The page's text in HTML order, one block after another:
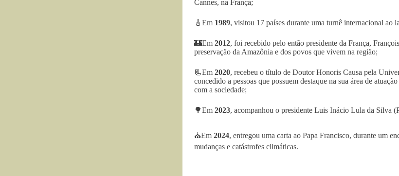
Cannes, na França;
🎸Em 1989, visitou 17 países durante uma turnê internacional ao
🏰Em 2012, foi recebido pelo então presidente da França,
preservação da Amazônia e dos povos que vivem na região;
📃Em 2020, recebeu o título de Doutor Honoris Causa pela
concedido a pessoas que possuem destaque na sua área de
com a sociedade;
🌳Em 2023, acompanhou o presidente Luis Inácio Lula da Silva
⛪Em 2024, entregou uma carta ao Papa Francisco, durante um
mudanças e catástrofes climáticas.